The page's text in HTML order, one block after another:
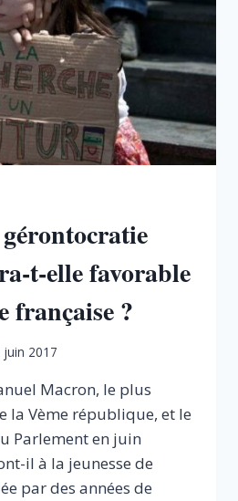
t-elle favorable
française ?
juin 2017
Macron, le plus
la Vème république, et le
Parlement en juin
il à la jeunesse de
par des années de